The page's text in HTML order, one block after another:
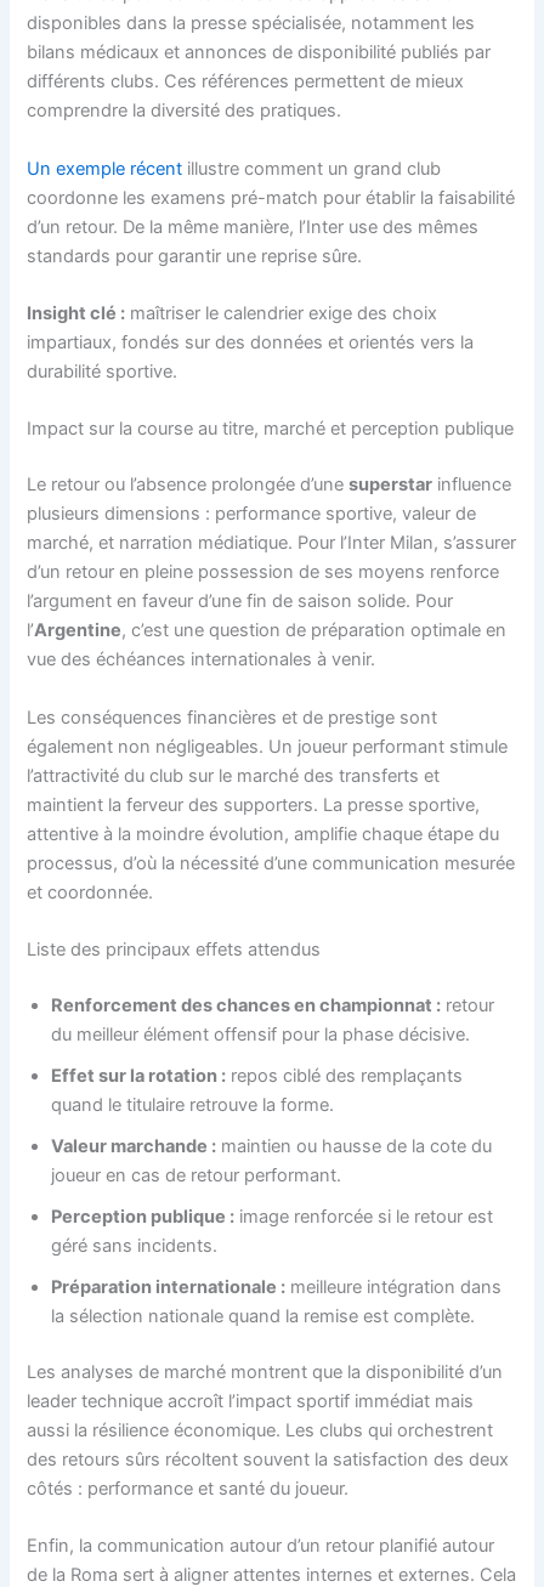
disponibles dans la presse spécialisée, notamment les
bilans médicaux et annonces de disponibilité publiés par
différents clubs. Ces références permettent de mieux
comprendre la diversité des pratiques.
Un exemple récent illustre comment un grand club
coordonne les examens pré-match pour établir la faisabilité
d’un retour. De la même manière, l’Inter use des mêmes
standards pour garantir une reprise sûre.
Insight clé : maîtriser le calendrier exige des choix
impartiaux, fondés sur des données et orientés vers la
durabilité sportive.
Impact sur la course au titre, marché et perception publique
Le retour ou l’absence prolongée d’unesuperstar influence
plusieurs dimensions : performance sportive, valeur de
marché, et narration médiatique. Pour l’Inter Milan, s’assurer
d’un retour en pleine possession de ses moyens renforce
l’argument en faveur d’une fin de saison solide. Pour
l’Argentine, c’est une question de préparation optimale en
vue des échéances internationales à venir.
Les conséquences financières et de prestige sont
également non négligeables. Un joueur performant stimule
l’attractivité du club sur le marché des transferts et
maintient la ferveur des supporters. La presse sportive,
attentive à la moindre évolution, amplifie chaque étape du
processus, d’où la nécessité d’une communication mesurée
et coordonnée.
Liste des principaux effets attendus
Renforcement des chances en championnat : retour
du meilleur élément offensif pour la phase décisive.
Effet sur la rotation : repos ciblé des remplaçants
quand le titulaire retrouve la forme.
Valeur marchande : maintien ou hausse de la cote du
joueur en cas de retour performant.
Perception publique : image renforcée si le retour est
géré sans incidents.
Préparation internationale : meilleure intégration dans
la sélection nationale quand la remise est complète.
Les analyses de marché montrent que la disponibilité d’un
leader technique accroît l’impact sportif immédiat mais
aussi la résilience économique. Les clubs qui orchestrent
des retours sûrs récoltent souvent la satisfaction des deux
côtés : performance et santé du joueur.
Enfin, la communication autour d’un retour planifié autour
de la Roma sert à aligner attentes internes et externes. Cela